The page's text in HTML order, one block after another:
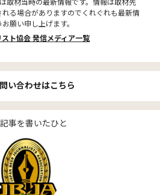
取材当時の最新情報です。情報は取材先
る場合がありますのでくれぐれも最新情
願い申し上げます。
スト協会 発信メディア一覧
い合わせはこちら
事を書いたひと